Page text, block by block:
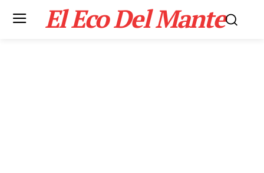
El Eco Del Mante